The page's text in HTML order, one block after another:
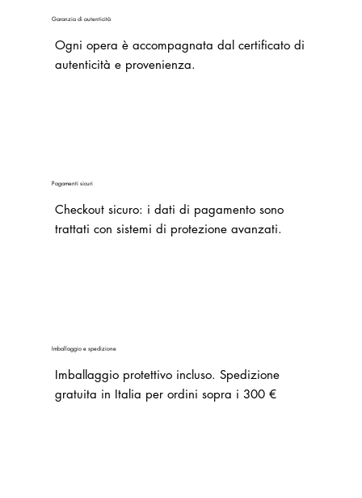
Garanzia di autenticità
Ogni opera è accompagnata dal certificato di
autenticità e provenienza.
Pagamenti sicuri
Checkout sicuro: i dati di pagamento sono
trattati con sistemi di protezione avanzati.
Imballaggio e spedizione
Imballaggio protettivo incluso. Spedizione
gratuita in Italia per ordini sopra i 300 €